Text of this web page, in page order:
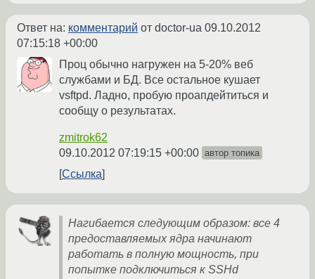
Ответ на: комментарий от doctor-ua 09.10.2012
07:15:18 +00:00
Проц обычно нагружен на 5-20% веб
службами и БД. Все остальное кушает
vsftpd. Ладно, пробую проапдейтиться и
сообщу о результатах.
zmitrok62
09.10.2012 07:19:15 +00:00 автор топика
Ссылка
Нагибается следующим образом: все 4
предоставляемых ядра начинают
работать в полную мощность, при
попытке подключиться к SSHd